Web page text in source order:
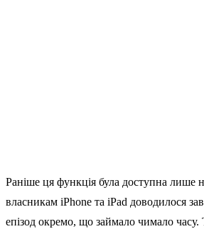
Раніше ця функція була доступна лише
власникам iPhone та iPad доводилося
епізод окремо, що займало чимало часу.